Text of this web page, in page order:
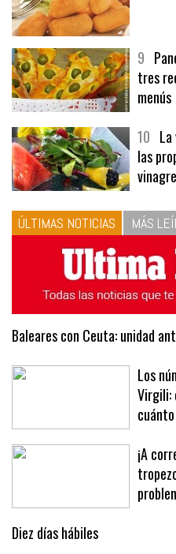
9
tres
menús
10La
las
ÚLTIMAS NOTICIAS MÁS
Baleares con Ceuta: unidad
Los
Virgili:
cuánto
¡A